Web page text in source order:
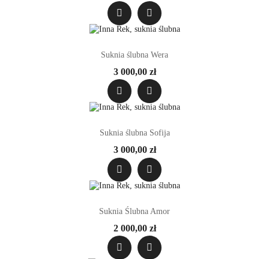
Suknia ślubna Wera
3 000,00 zł
Suknia ślubna Sofija
3 000,00 zł
Suknia Ślubna Amor
2 000,00 zł